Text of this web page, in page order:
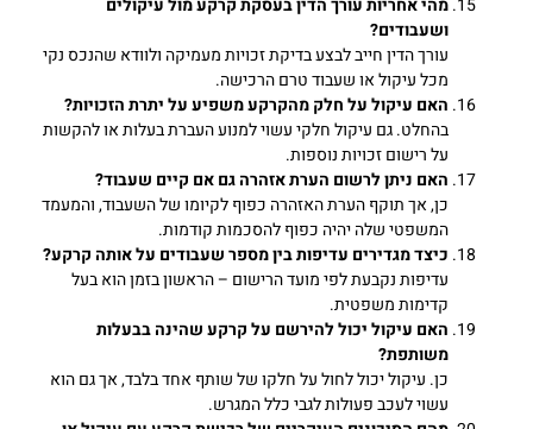
ושעבודים?
עורך הדין חייב לבצע בדיקת זכויות מעמיקה ולוודא שהנכס נקי
מכל עיקול או שעבוד טרם הרכישה.
האם עיקול על חלק מהקרקע משפיע על יתרת הזכויות?
בהחלט. גם עיקול חלקי עשוי למנוע העברת בעלות או להקשות
על רישום זכויות נוספות.
האם ניתן לרשום הערת אזהרה גם אם קיים שעבוד?
כן, אך תוקף הערת האזהרה כפוף לקיומו של השעבוד, והמעמד
המשפטי שלה יהיה כפוף להסכמות קודמות.
כיצד מגדירים עדיפות בין מספר שעבודים על אותה קרקע?
עדיפות נקבעת לפי מועד הרישום – הראשון בזמן הוא בעל
קדימות משפטית.
האם עיקול יכול להירשם על קרקע שהינה בבעלות
משותפת?
כן. עיקול יכול לחול על חלקו של שותף אחד בלבד, אך גם הוא
עשוי לעכב פעולות לגבי כלל המגרש.